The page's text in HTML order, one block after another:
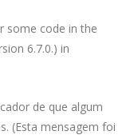
some code in the
6.7.0.) in
de que algum
(Esta mensagem foi